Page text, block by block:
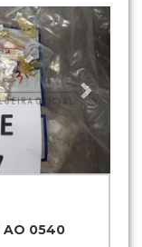
Next
AO 0540